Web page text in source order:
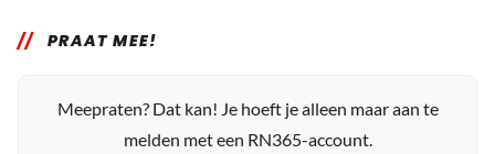
PRAAT MEE!
Meepraten? Dat kan! Je hoeft je alleen maar aan te
melden met een RN365-account.